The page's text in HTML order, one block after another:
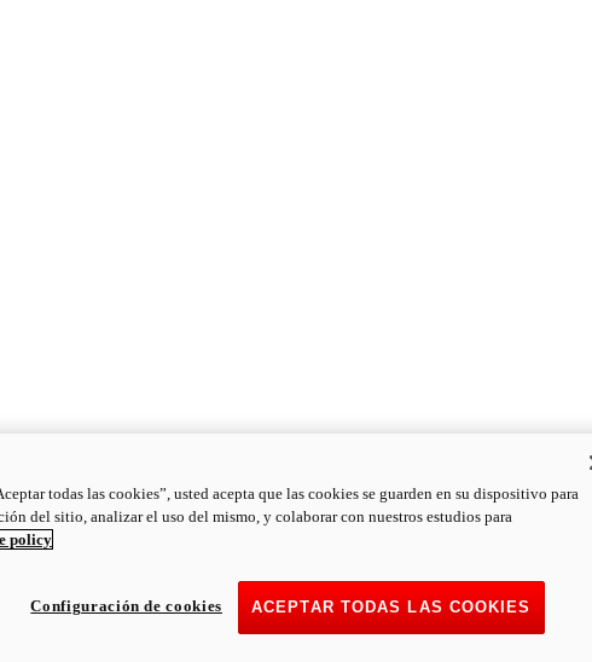
todas las cookies”, usted acepta que las cookies se guarden en su dispositivo para
del sitio, analizar el uso del mismo, y colaborar con nuestros estudios para
policy
ACEPTAR TODAS LAS COOKIES
Configuración de cookies